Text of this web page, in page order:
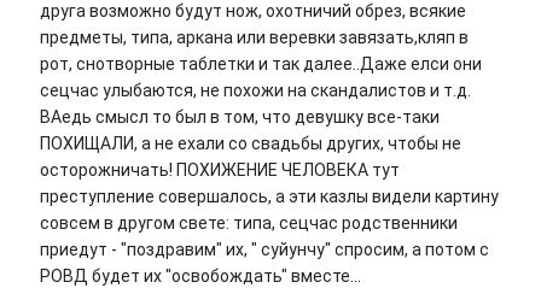
друга возможно будут нож, охотничий обрез, всякие
предметы, типа, аркана или веревки завязать,кляп в
рот, снотворные таблетки и так далее..Даже елси они
сецчас улыбаются, не похожи на скандалистов и т.д.
ВАедь смысл то был в том, что девушку все-таки
ПОХИЩАЛИ, а не ехали со свадьбы других, чтобы не
осторожничать! ПОХИЖЕНИЕ ЧЕЛОВЕКА тут
преступление совершалось, а эти казлы видели картину
совсем в другом свете: типа, сецчас родственники
приедут - "поздравим" их, " суйунчу" спросим, а потом с
РОВД будет их "освобождать" вместе...